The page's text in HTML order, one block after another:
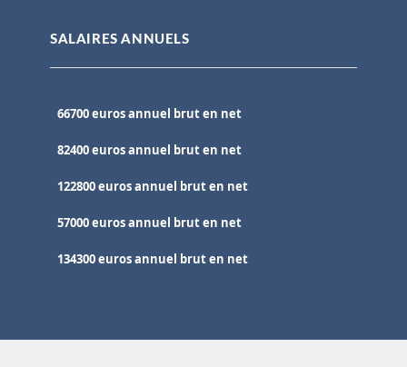
SALAIRES ANNUELS
66700 euros annuel brut en net
82400 euros annuel brut en net
122800 euros annuel brut en net
57000 euros annuel brut en net
134300 euros annuel brut en net